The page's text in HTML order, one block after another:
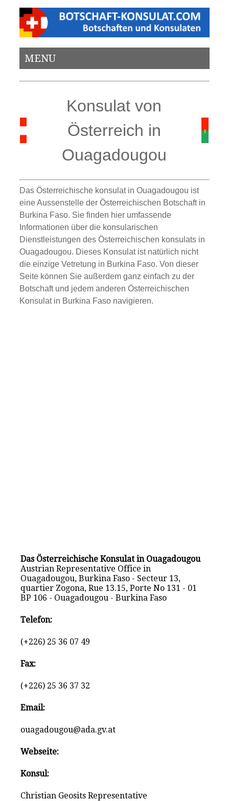
MENU
Konsulat von
Österreich in
Ouagadougou
Das Österreichische konsulat in Ouagadougou ist
eine Aussenstelle der Österreichischen Botschaft in
Burkina Faso. Sie finden hier umfassende
Informationen über die konsularischen
Dienstleistungen des Österreichischen konsulats in
Ouagadougou. Dieses Konsulat ist natürlich nicht
die einzige Vetretung in Burkina Faso. Von dieser
Seite können Sie außerdem ganz einfach zu der
Botschaft und jedem anderen Österreichischen
Konsulat in Burkina Faso navigieren.
Das Österreichische Konsulat in Ouagadougou
Austrian Representative Office in
Ouagadougou, Burkina Faso - Secteur 13,
quartier Zogona, Rue 13.15, Porte No 131 - 01
BP 106 - Ouagadougou - Burkina Faso
Telefon:
(+226) 25 36 07 49
Fax:
(+226) 25 36 37 32
Email:
ouagadougou@ada.gv.at
Webseite:
Konsul:
Christian Geosits Representative